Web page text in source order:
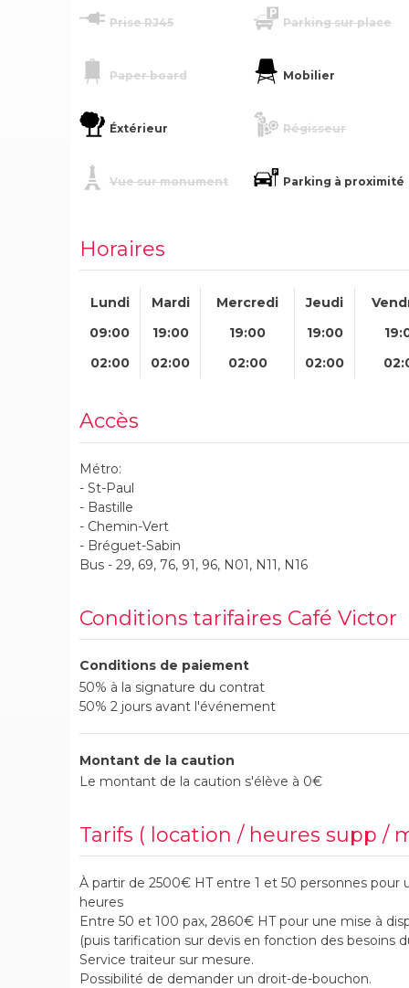
Prise RJ45 Parking sur place
Paper board Mobilier
Éxtérieur Régisseur
Vue sur monument Parking à proximité
Horaires
Lundi Mardi Mercredi Jeudi
09:00
19:00 19:00 19:00
02:00
02:00 02:00 02:00
Accès
Métro:
- St-Paul
- Bastille
- Chemin-Vert
- Bréguet-Sabin
Bus - 29, 69, 76, 91, 96, N01, N11, N16
Conditions tarifaires Café Victor
Conditions de paiement
50% à la signature du contrat
50% 2 jours avant l'événement
Montant de la caution
Le montant de la caution s'élève à 0€
Tarifs ( location / heures supp /
À partir de 2500€ HT entre 1 et 50 personnes pour
heures
Entre 50 et 100 pax, 2860€ HT pour une mise à
(puis tarification sur devis en fonction des besoins
Service traiteur sur mesure.
Possibilité de demander un droit-de-bouchon.